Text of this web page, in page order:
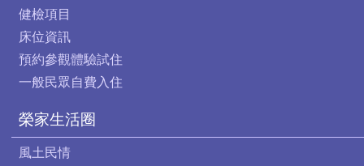
健檢項目
床位資訊
預約參觀體驗試住
一般民眾自費入住
榮家生活圈
風土民情